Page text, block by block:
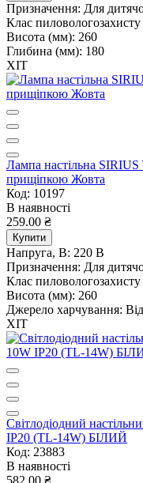
Призначення: Для
Клас пиловологозахисту
Висота (мм): 260
Глибина (мм): 180
ХІТ
Лампа настільна
прищіпкою Жовта
Код: 10197
В наявності
259.00 ₴
Купити
Напруга, В: 220 В
Призначення: Для
Клас пиловологозахисту
Висота (мм): 260
Джерело харчування:
ХІТ
Світлодіодний
IP20 (TL-14W) БІЛИЙ
Код: 23883
В наявності
582.00 ₴